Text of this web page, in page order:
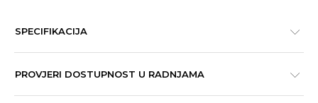
SPECIFIKACIJA
PROVJERI DOSTUPNOST U RADNJAMA